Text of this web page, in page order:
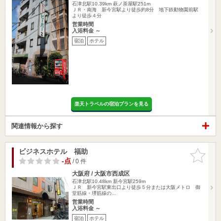
石津北駅10.39km 萩ノ茶屋駅251m
ＪＲ・南海 新今宮駅より徒歩約8分 地下鉄動物園前駅
より徒歩４分
営業時間
入浴料金 ～
宿泊 ホテル
楽天トラベルの宿泊プランを見る
関連情報から探す
お気に入
りに追加
ビジネスホテル 福助
-点/ 0 件
大阪府 / 大阪市西成区
石津北駅10.48km 新今宮駅259m
ＪＲ 新今宮駅東出口より徒歩５分または大阪メトロ 御
堂筋線・堺筋線の…
営業時間
入浴料金 ～
宿泊 ホテル